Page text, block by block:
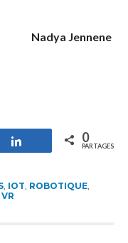
Nadya Jennene
Partagez 0
PARTAGES
, IOT, ROBOTIQUE,
VR